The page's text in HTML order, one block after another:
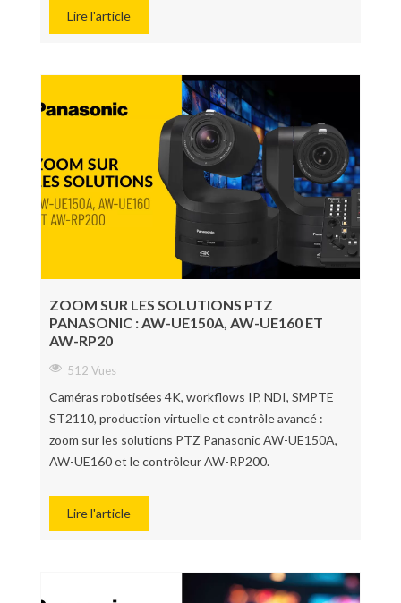
Lire l'article
ZOOM SUR LES SOLUTIONS PTZ
PANASONIC : AW-UE150A, AW-UE160 ET
AW-RP20
512 Vues
Caméras robotisées 4K, workflows IP, NDI, SMPTE
ST2110, production virtuelle et contrôle avancé :
zoom sur les solutions PTZ Panasonic AW-UE150A,
AW-UE160 et le contrôleur AW-RP200.
Lire l'article